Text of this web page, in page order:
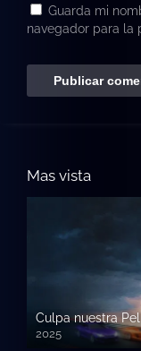
Guarda mi
navegador para la
Mas vista
Culpa nuestra
2025
720p HD